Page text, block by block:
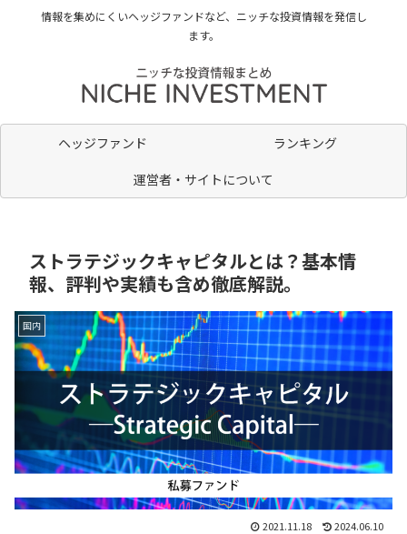
情報を集めにくいヘッジファンドなど、ニッチな投資情報を発信し
ます。
ヘッジファンド
ランキング
運営者・サイトについて
ストラテジックキャピタルとは？基本情
報、評判や実績も含め徹底解説。
国内
2021.11.18 2024.06.10